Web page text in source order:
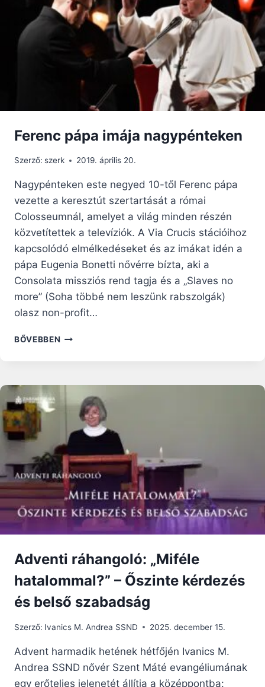
A
JÓ
TESZNEK
Ferenc pápa imája nagypénteken
Szerző: szerk 2019. április 20.
Nagypénteken este negyed 10-től Ferenc pápa
vezette a keresztút szertartását a római
Colosseumnál, amelyet a világ minden részén
közvetítettek a televíziók. A Via Crucis stációihoz
kapcsolódó elmélkedéseket és az imákat idén a
pápa Eugenia Bonetti nővérre bízta, aki a
Consolata missziós rend tagja és a „Slaves no
more” (Soha többé nem leszünk rabszolgák)
olasz non-profit…
BŐVEBBEN FERENC
Adventi ráhangoló: „Miféle
hatalommal?” – Őszinte kérdezés
és belső szabadság
Szerző: Ivanics M. Andrea SSND 2025. december 15.
Advent harmadik hetének hétfőjén Ivanics M.
Andrea SSND nővér Szent Máté evangéliumának
egy erőteljes jelenetét állítja a középpontba: